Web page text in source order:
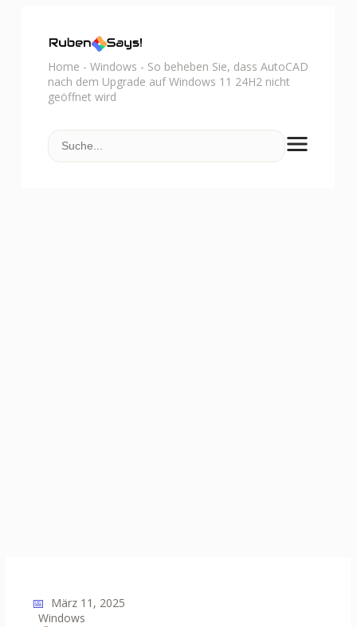
Home - Windows - So beheben Sie, dass AutoCAD
nach dem Upgrade auf Windows 11 24H2 nicht
geöffnet wird
📅 März 11, 2025
Windows